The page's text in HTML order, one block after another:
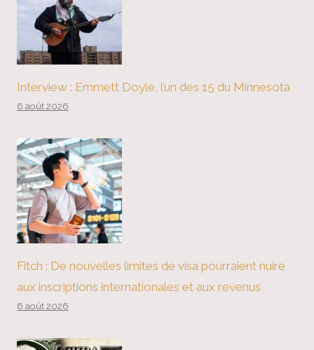
Interview : Emmett Doyle, l’un des 15 du Minnesota
6 août 2026
Fitch : De nouvelles limites de visa pourraient nuire
aux inscriptions internationales et aux revenus
6 août 2026